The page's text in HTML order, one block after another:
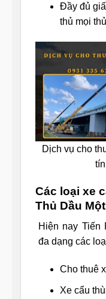
Đầy đủ
thủ mọi
Dịch vụ cho
Các loại xe
Thủ Dầu Một
Hiện nay Tiến
đa dạng các
Cho thuê
Xe cẩu